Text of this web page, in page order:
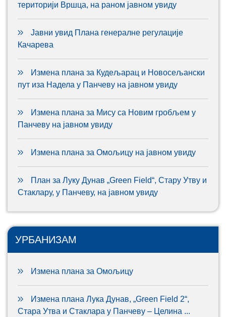
територији Вршца, на раном јавном увиду
Јавни увид Плана генералне регулације
Качарева
Измена плана за Кудељарац и Новосељански
пут иза Надела у Панчеву на јавном увиду
Измена плана за Мису са Новим гробљем у
Панчеву на јавном увиду
Измена плана за Омољицу на јавном увиду
План за Луку Дунав „Green Field“, Стару Утву и
Стаклару, у Панчеву, на јавном увиду
УРБАНИЗАМ
Измена плана за Омољицу
Измена плана Лука Дунав, „Green Field 2“,
Стара Утва и Стаклара у Панчеву – Целина ...